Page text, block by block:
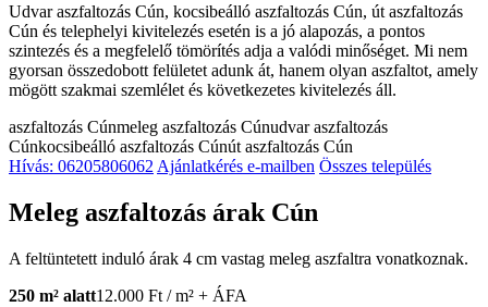
Udvar aszfaltozás Cún, kocsibeálló aszfaltozás Cún, út aszfaltozás
Cún és telephelyi kivitelezés esetén is a jó alapozás, a pontos
szintezés és a megfelelő tömörítés adja a valódi minőséget. Mi nem
gyorsan összedobott felületet adunk át, hanem olyan aszfaltot, amely
mögött szakmai szemlélet és következetes kivitelezés áll.
aszfaltozás Cúnmeleg aszfaltozás Cúnudvar aszfaltozás
Cúnkocsibeálló aszfaltozás Cúnút aszfaltozás Cún
Hívás: 06205806062 Ajánlatkérés e-mailben Összes település
Meleg aszfaltozás árak Cún
A feltüntetett induló árak 4 cm vastag meleg aszfaltra vonatkoznak.
250 m² alatt12.000 Ft / m² + ÁFA